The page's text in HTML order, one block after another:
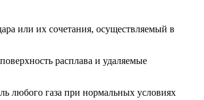
или их сочетания, осуществляемый в
расплава и удаляемые
любого газа при нормальных условиях